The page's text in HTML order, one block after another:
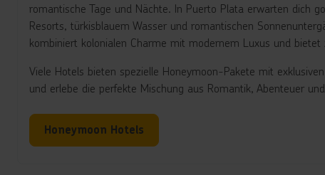
romantische Tage und Nächte. In Puerto Plata erwarten dich
Resorts, türkisblauem Wasser und romantischen
kombiniert kolonialen Charme mit modernem Luxus und
Viele Hotels bieten spezielle Honeymoon-Pakete mit
und erlebe die perfekte Mischung aus Romantik, Abenteuer
Honeymoon Hotels